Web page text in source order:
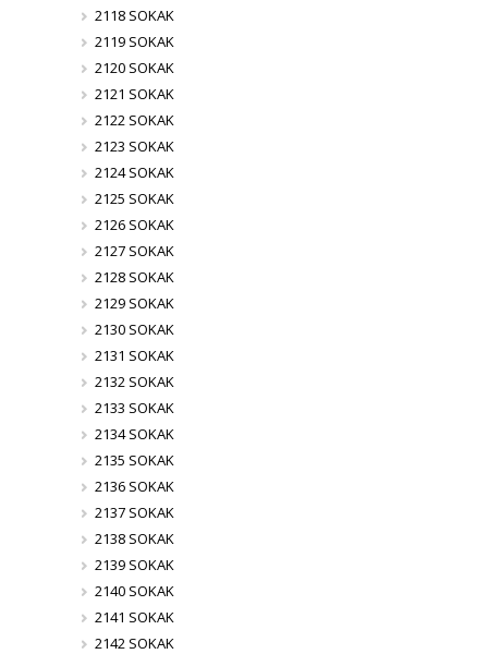
2118 SOKAK
2119 SOKAK
2120 SOKAK
2121 SOKAK
2122 SOKAK
2123 SOKAK
2124 SOKAK
2125 SOKAK
2126 SOKAK
2127 SOKAK
2128 SOKAK
2129 SOKAK
2130 SOKAK
2131 SOKAK
2132 SOKAK
2133 SOKAK
2134 SOKAK
2135 SOKAK
2136 SOKAK
2137 SOKAK
2138 SOKAK
2139 SOKAK
2140 SOKAK
2141 SOKAK
2142 SOKAK